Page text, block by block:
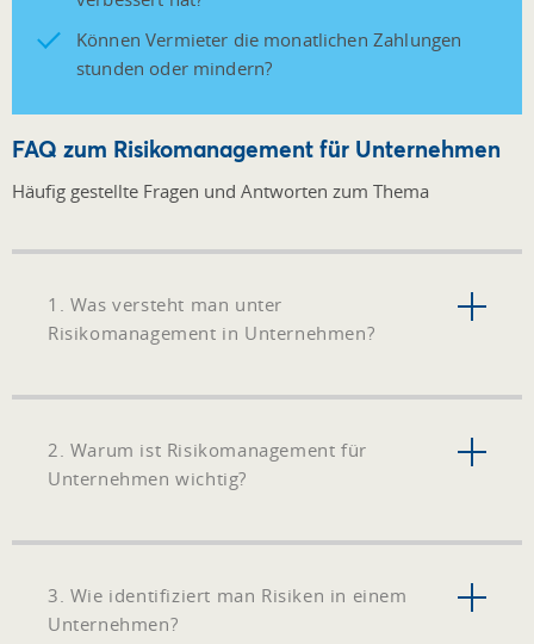
Können Vermieter die monatlichen Zahlungen
stunden oder mindern?
FAQ zum Risikomanagement für Unternehmen
Häufig gestellte Fragen und Antworten zum Thema
1. Was versteht man unter
Risikomanagement in Unternehmen?
2. Warum ist Risikomanagement für
Unternehmen wichtig?
3. Wie identifiziert man Risiken in einem
Unternehmen?